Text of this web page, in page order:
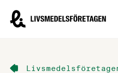
Livsmedelsföretagen – till